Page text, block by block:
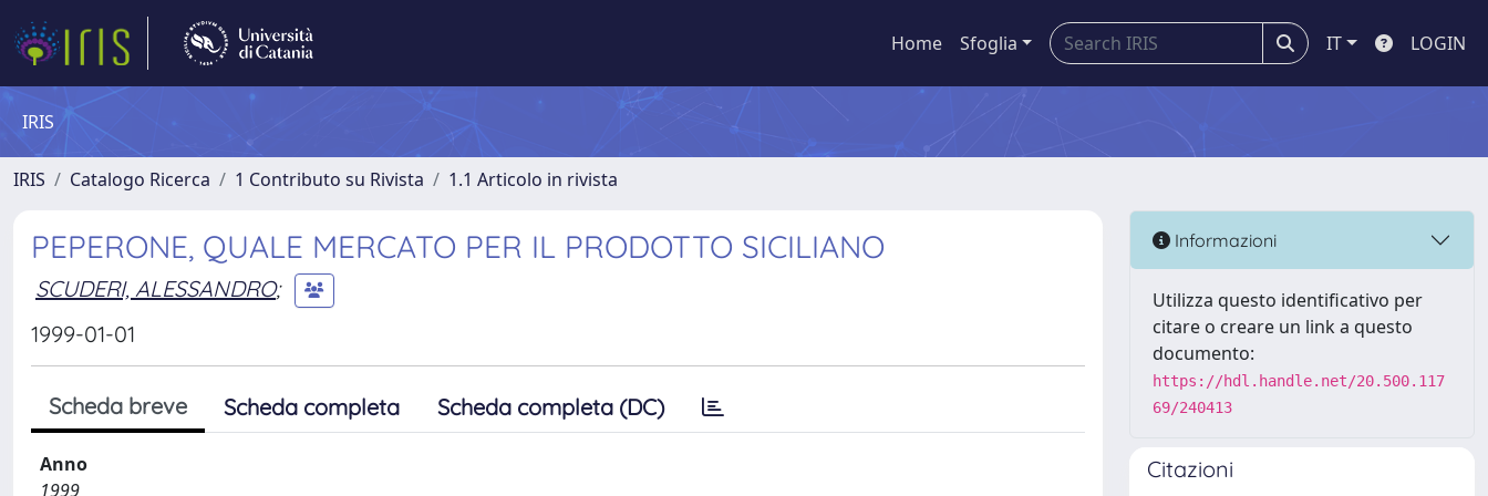
Home Sfoglia IT LOGIN
IRIS
IRIS Catalogo Ricerca 1 Contributo su Rivista 1.1 Articolo in rivista
PEPERONE, QUALE MERCATO PER IL PRODOTTO SICILIANO
SCUDERI, ALESSANDRO;
1999-01-01
Scheda breve Scheda completa Scheda completa (DC)
Anno
1999
Informazioni
Utilizza questo identificativo per
citare o creare un link a questo
documento:
https://hdl.handle.net/20.500.117
69/240413
Citazioni